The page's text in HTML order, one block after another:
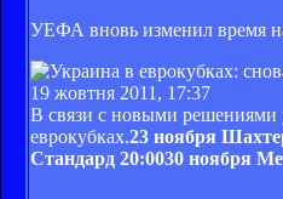
УЕФА вновь изменил время
19 жовтня 2011, 17:37
В связи с новыми решениями
еврокубках.23 ноября
Стандард 20:0030 ноября